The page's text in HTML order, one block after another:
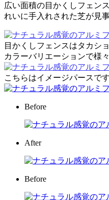
広い面積の目かくしフェン
れいに手入れされた芝が見
目かくしフェンスはタカシ
カラーバリエーションで様
こちらはイメージパースで
Before
After
Before